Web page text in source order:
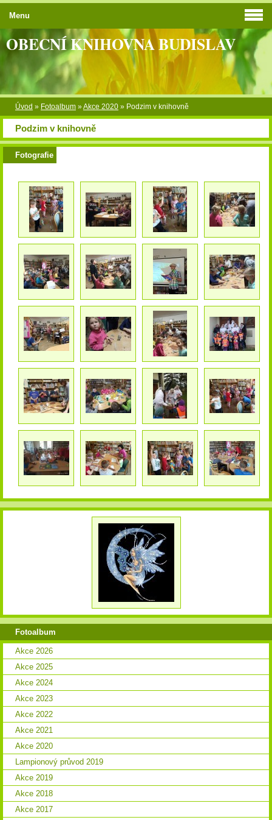
OBECNÍ KNIHOVNA BUDISLAV
Úvod » Fotoalbum »Akce 2020 » Podzim v knihovně
Podzim v knihovně
Fotografie
Menu
Fotoalbum
Akce 2026
Akce 2025
Akce 2024
Akce 2023
Akce 2022
Akce 2021
Akce 2020
Lampionový průvod 2019
Akce 2019
Akce 2018
Akce 2017